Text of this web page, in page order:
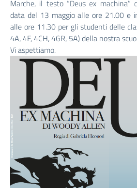
Marche, il testo “Deus ex machina”
data del 13 maggio alle ore 21.00 e
alle ore 11.30 per gli studenti delle
4A, 4F, 4CH, 4GR, 5A) della nostra
Vi aspettiamo.